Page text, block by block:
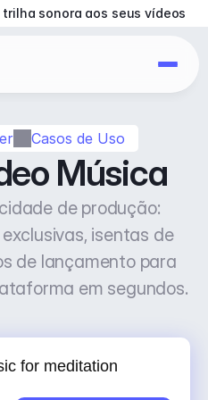
Casos de Uso
Música
de produção:
isentas de
de lançamento para
em segundos.
sonora aos seus vídeos